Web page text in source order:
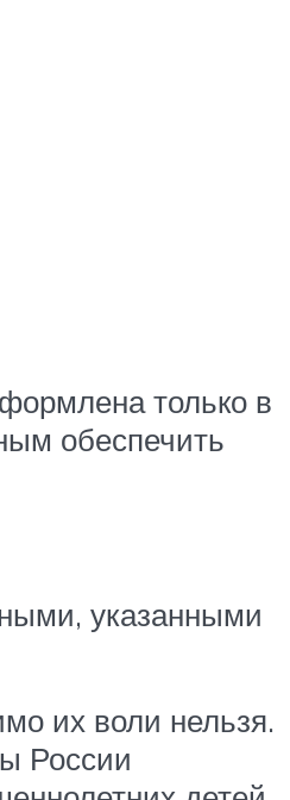
только в
обеспечить
указанными
их воли нельзя.
России